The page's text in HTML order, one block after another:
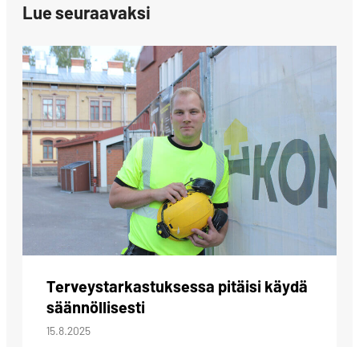
Lue seuraavaksi
Terveystarkastuksessa pitäisi käydä
säännöllisesti
15.8.2025